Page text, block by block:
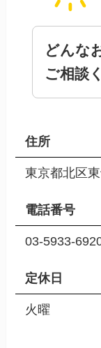
どんな
ご相談
住所
東京都北区
電話番号
03-5933-
定休日
火曜